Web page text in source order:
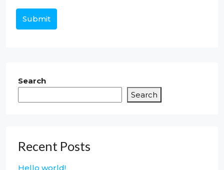
Submit
Search
Search
Recent Posts
Hello world!